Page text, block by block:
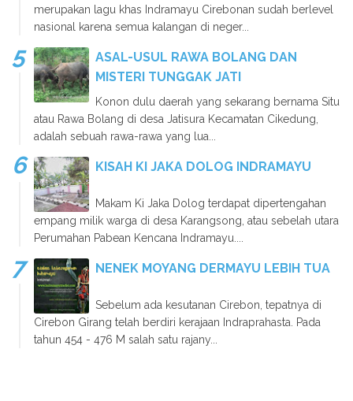
merupakan lagu khas Indramayu Cirebonan sudah berlevel
nasional karena semua kalangan di neger...
ASAL-USUL RAWA BOLANG DAN
MISTERI TUNGGAK JATI
Konon dulu daerah yang sekarang bernama Situ
atau Rawa Bolang di desa Jatisura Kecamatan Cikedung,
adalah sebuah rawa-rawa yang lua...
KISAH KI JAKA DOLOG INDRAMAYU
Makam Ki Jaka Dolog terdapat dipertengahan
empang milik warga di desa Karangsong, atau sebelah utara
Perumahan Pabean Kencana Indramayu....
NENEK MOYANG DERMAYU LEBIH TUA
Sebelum ada kesutanan Cirebon, tepatnya di
Cirebon Girang telah berdiri kerajaan Indraprahasta. Pada
tahun 454 - 476 M salah satu rajany...